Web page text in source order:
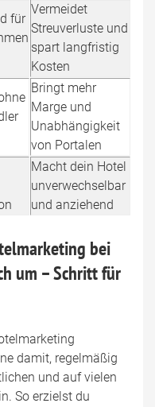
für
Vermeidet
Streuverluste und
spart langfristig
Kosten
Bringt mehr
Marge und
Unabhängigkeit
von Portalen
Macht dein Hotel
unverwechselbar
und anziehend
bei
um – Schritt für
damit, regelmäßig
und auf vielen
So erzielst du